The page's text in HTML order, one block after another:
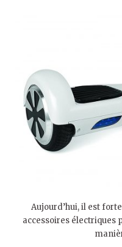
Aujourd’hui, il est
accessoires électriques